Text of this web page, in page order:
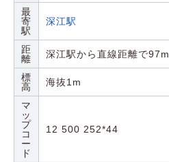
最
寄
駅
深江駅
距
離
深江駅から直線距離で97m
標
高
海抜1m
マ
ッ
プ
コ
ー
ド
12 500 252*44